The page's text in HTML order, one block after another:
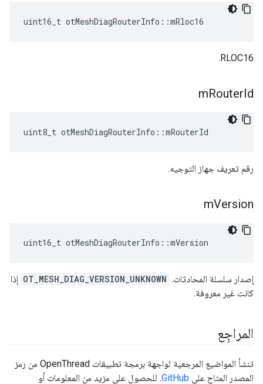
uint16_t otMeshDiagRouterInfo ::mRloc16
RLOC16.
mRouterId
uint8_t otMeshDiagRouterInfo ::mRouterId
رقم تعريف جهاز التوجيه.
mVersion
uint16_t otMeshDiagRouterInfo ::mVersion
إصدار سلسلة المحادثات. OT_MESH_DIAG_VERSION_UNKNOWN إذا
كانت غير معروفة.
المراجِع
تنشأ المواضيع المرجعية لواجهة برمجة تطبيقات OpenThread من رمز
المصدر المتاح على GitHub. للحصول على مزيد من المعلومات أو